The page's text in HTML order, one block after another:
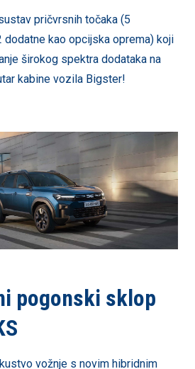
pričvrsnih točaka (5
dodatne kao opcijska oprema) koji
širokog spektra dodataka na
kabine vozila Bigster!
pogonski sklop
vožnje s novim hibridnim